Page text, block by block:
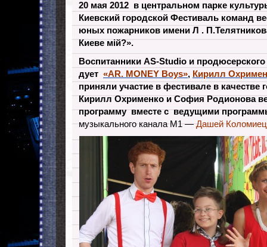
20 мая 2012 в центральном парке
Киевский городской Фестиваль команд
юных пожарников имени Л .
Киеве мій?».
Воспитанники AS-Studio и
дует «AR. MONEY Boys», Кирилл
приняли участие в фестивале в качестве
Кирилл Охрименко и София Родионова
программу вместе с ведущими
музыкального канала М1 —Дашей